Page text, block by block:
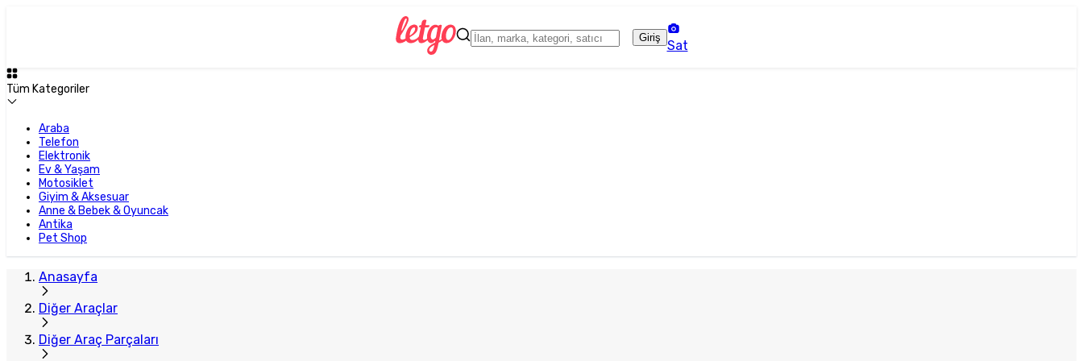
Giriş
Sat
Tüm Kategoriler
Araba
Telefon
Elektronik
Ev & Yaşam
Motosiklet
Giyim & Aksesuar
Anne & Bebek & Oyuncak
Antika
Pet Shop
Anasayfa
Diğer Araçlar
Diğer Araç Parçaları